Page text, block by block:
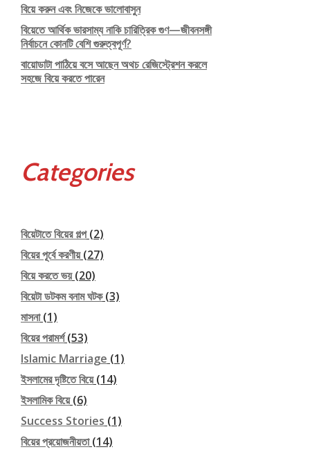
বিয়ে করুন এবং নিজেকে ভালোবাসুন
বিয়েতে আর্থিক ভারসাম্য নাকি চারিত্রিক গুণ—জীবনসঙ্গী
নির্বাচনে কোনটি বেশি গুরুত্বপূর্ণ?
বায়োডাটা পাঠিয়ে বসে আছেন অথচ রেজিস্ট্রেশন করলে
সহজে বিয়ে করতে পারেন
Categories
বিয়েটাতে বিয়ের গল্প(2)
বিয়ের পূর্বে করণীয়(27)
বিয়ে করতে ভয়(20)
বিয়েটা ডটকম বনাম ঘটক(3)
মাসনা(1)
বিয়ের পরামর্শ(53)
Islamic Marriage (1)
ইসলামের দৃষ্টিতে বিয়ে(14)
ইসলামিক বিয়ে(6)
Success Stories (1)
বিয়ের প্রয়োজনীয়তা(14)